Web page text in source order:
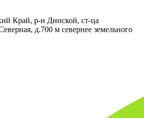
Край, р-н Динской, ст-ца
д.700 м севернее земельного